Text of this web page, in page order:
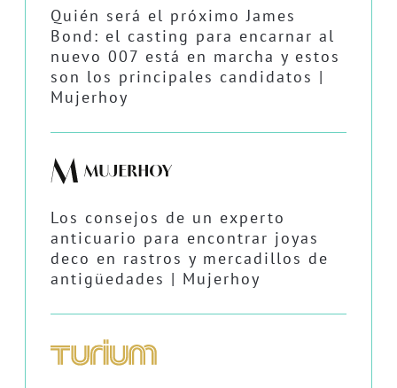
Quién será el próximo James
Bond: el casting para encarnar al
nuevo 007 está en marcha y estos
son los principales candidatos |
Mujerhoy
Los consejos de un experto
anticuario para encontrar joyas
deco en rastros y mercadillos de
antigüedades | Mujerhoy